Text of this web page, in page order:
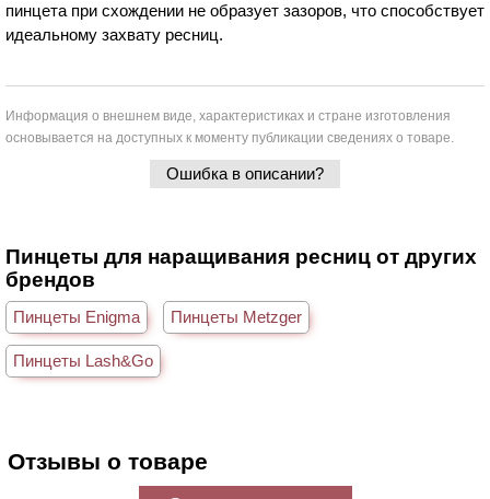
пинцета при схождении не образует зазоров, что способствует
идеальному захвату ресниц.
Информация о внешнем виде, характеристиках и стране изготовления
основывается на доступных к моменту публикации сведениях о товаре.
Ошибка в описании?
Пинцеты для наращивания ресниц от других
брендов
Пинцеты Enigma Пинцеты Metzger
Пинцеты Lash&Go
Отзывы о товаре